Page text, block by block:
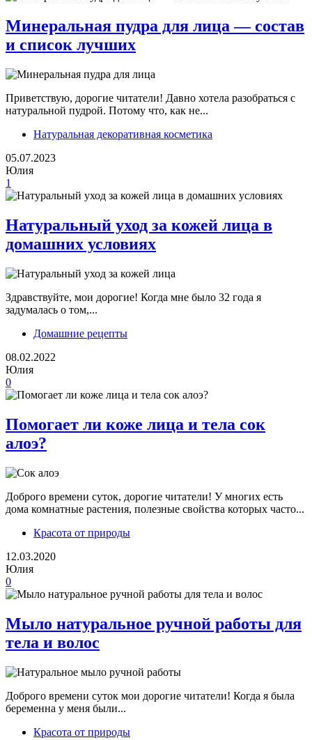
Минеральная пудра для лица — состав
и список лучших
Приветствую, дорогие читатели! Давно хотела разобраться с
натуральной пудрой. Потому что, как не...
Натуральная декоративная косметика
05.07.2023
Юлия
1
Натуральный уход за кожей лица в
домашних условиях
Здравствуйте, мои дорогие! Когда мне было 32 года я
задумалась о том,...
Домашние рецепты
08.02.2022
Юлия
0
Помогает ли коже лица и тела сок
алоэ?
Доброго времени суток, дорогие читатели! У многих есть
дома комнатные растения, полезные свойства которых часто...
Красота от природы
12.03.2020
Юлия
0
Мыло натуральное ручной работы для
тела и волос
Доброго времени суток мои дорогие читатели! Когда я была
беременна у меня были...
Красота от природы